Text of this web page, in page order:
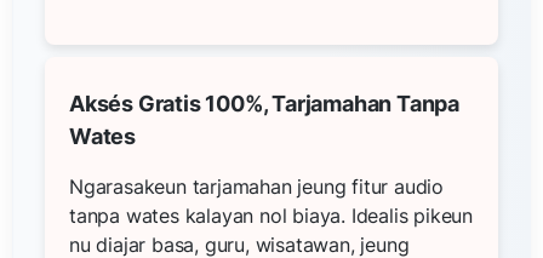
Aksés Gratis 100%, Tarjamahan Tanpa
Wates
Ngarasakeun tarjamahan jeung fitur audio
tanpa wates kalayan nol biaya. Idealis pikeun
nu diajar basa, guru, wisatawan, jeung